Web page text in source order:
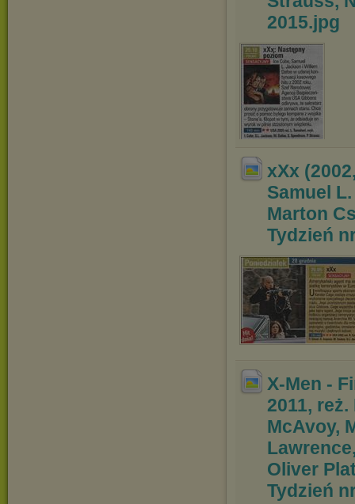
2015.jpg
xXx
Samuel
Marton
Tydzień
X-Men -
2011, reż.
McAvoy,
Oliver P
Tydzień